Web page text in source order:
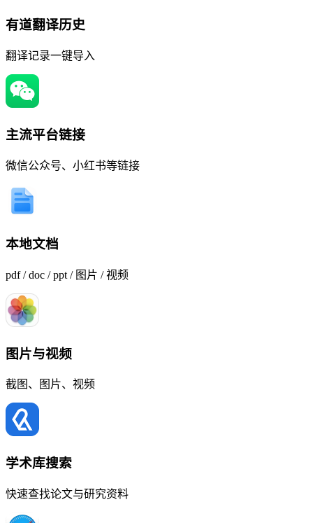
有道翻译历史
翻译记录一键导入
主流平台链接
微信公众号、小红书等链接
本地文档
pdf / doc / ppt / 图片 / 视频
图片与视频
截图、图片、视频
学术库搜索
快速查找论文与研究资料